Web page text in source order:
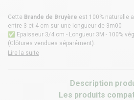
Cette Brande de Bruyère est 100% naturelle
entre 3 et 4 cm sur une longueur de 3m00
✅ Epaisseur 3/4 cm - Longueur 3M - 100%
(Clôtures vendues séparément).
Lire la suite
Description
Les produits